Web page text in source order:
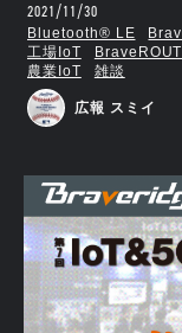
2021/11/30
Bluetooth®︎ LE
工場IoT
農業IoT
雑談
広報 スミイ